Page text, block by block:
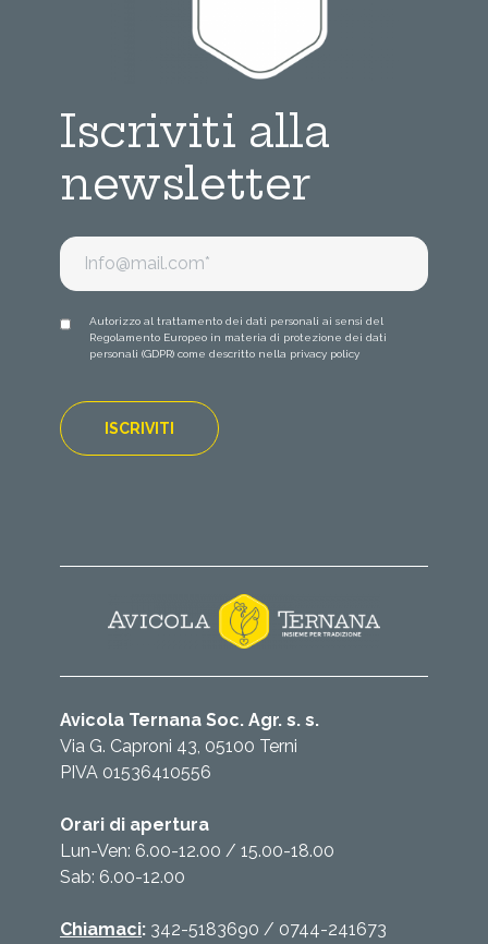
Iscriviti alla
newsletter
Autorizzo al trattamento dei dati personali ai sensi del
Regolamento Europeo in materia di protezione dei dati
personali (GDPR) come descritto nella privacy policy
Avicola Ternana Soc. Agr. s. s.
Via G. Caproni 43, 05100 Terni
PIVA 01536410556
Orari di apertura
Lun-Ven: 6.00-12.00 / 15.00-18.00
Sab: 6.00-12.00
Chiamaci: 342-5183690 / 0744-241673